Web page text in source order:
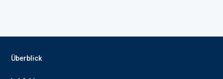
Überblick